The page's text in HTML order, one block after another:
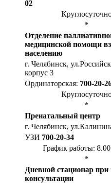
02
*
Отделение
медицинской помощи
населению
г. Челябинск,
корпус 3
Ординаторская: 700-20-
*
Пренатальный центр
г. Челябинск,
УЗИ 700-20-34
График работы:
*
Дневной стационар при
консультации